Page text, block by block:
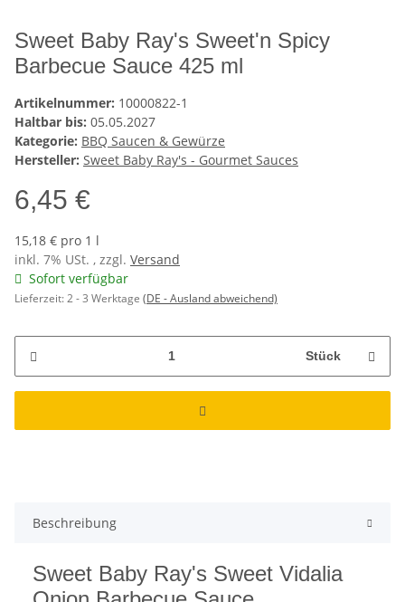
Sweet Baby Ray's Sweet'n Spicy
Barbecue Sauce 425 ml
Artikelnummer: 10000822-1
Haltbar bis: 05.05.2027
Kategorie: BBQ Saucen & Gewürze
Hersteller: Sweet Baby Ray's - Gourmet Sauces
6,45 €
15,18 € pro 1 l
inkl. 7% USt. , zzgl. Versand
Sofort verfügbar
Lieferzeit:2 - 3 Werktage (DE - Ausland abweichend)
Stück
Beschreibung
Sweet Baby Ray's Sweet Vidalia